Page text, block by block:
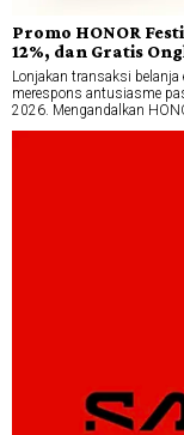
Promo HONOR
12%, dan Gratis
Lonjakan transaksi
merespons antusiasme
2026. Mengandalkan